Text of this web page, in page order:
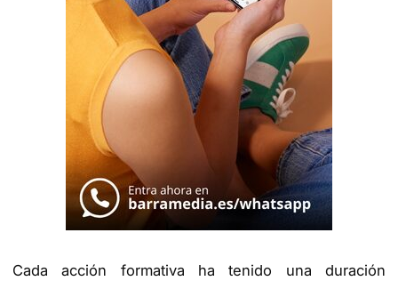
Cada acción formativa ha tenido una duración